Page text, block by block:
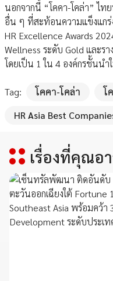
นอกจากนี้ “โคคา-โคล่า” ไท
อื่น ๆ ที่สะท้อนความแข็งแกร่
HR Excellence Awards
Wellness ระดับ Gold และร
โดยเป็น 1 ใน 4 องค์กรชั้นน
Tag: โคคา-โคล่า
โ
HR Asia Best
เรื่องที่คุณอ